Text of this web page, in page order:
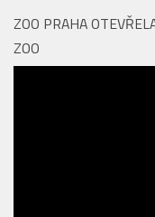
ZOO PRAHA
ZOO